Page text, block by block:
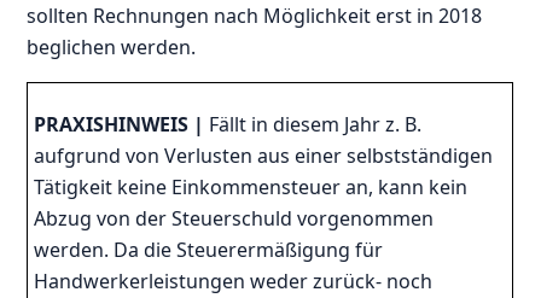
sollten Rechnungen nach Möglichkeit erst in 2018
beglichen werden.
PRAXISHINWEIS | Fällt in diesem Jahr z. B.
aufgrund von Verlusten aus einer selbstständigen
Tätigkeit keine Einkommensteuer an, kann kein
Abzug von der Steuerschuld vorgenommen
werden. Da die Steuerermäßigung für
Handwerkerleistungen weder zurück- noch